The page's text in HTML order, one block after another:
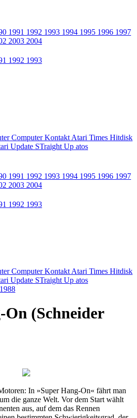
1991 1992 1993 1994 1995 1996 1997
2003 2004
1992 1993
Computer Kontakt Atari Times Hitdisk
Update STraight Up atos
1991 1992 1993 1994 1995 1996 1997
2003 2004
1992 1993
Computer Kontakt Atari Times Hitdisk
Update STraight Up atos
On (Schneider
In »Super Hang-On« fährt man
die ganze Welt. Vor dem Start wählt
aus, auf dem das Rennen